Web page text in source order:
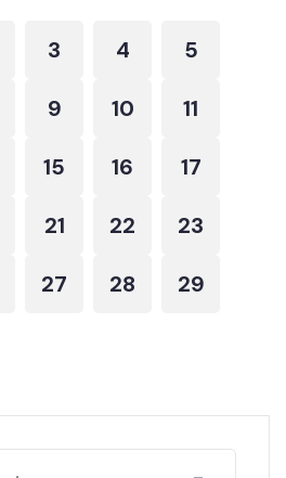
3 4 5
9 10 11
15 16 17
21 22 23
27 28 29